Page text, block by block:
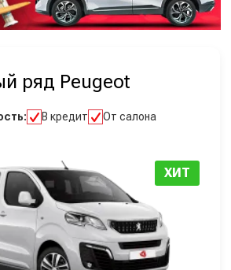
ряд Peugeot
В кредит
От салона
ХИТ